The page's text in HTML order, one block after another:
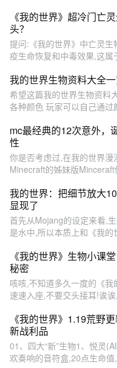
《我的世界》超冷门亡
头？
提问:《我的世界》中亡灵
疫生命恢复和中毒效果,这
我的世界生物资料大全
希望这篇我的世界生物资料
各种颜色 玩家可以自己通过
mc最经典的12次意外，
性
你是否考虑过,在我的世界
Minecraft的姊妹版
我的世界：把细节放大
显现了
首先从Mojang的设定来看,
是水中,所以本质上和《我
《我的世界》生物小课
秘密
咳咳,不知道多久一度的《
速速入座,不要交头接耳!诶
《我的世界》1.19荒野
新战利品
01、四大“新”生物1、悦灵
欢奏响的音符盒,20点生命